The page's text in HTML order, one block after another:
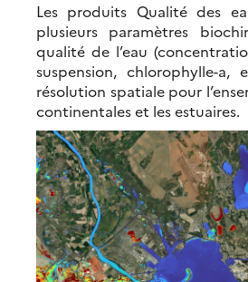
Les produits Qualité des
plusieurs paramètres
qualité de l’eau
suspension, chlorophylle-
résolution spatiale pour
continentales et les estuaires.